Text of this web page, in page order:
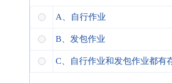
A、自行作业
B、发包作业
C、自行作业和发包作业都有